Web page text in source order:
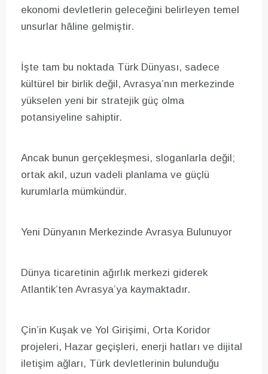
ekonomi devletlerin geleceğini belirleyen temel
unsurlar hâline gelmiştir.
İşte tam bu noktada Türk Dünyası, sadece
kültürel bir birlik değil, Avrasya’nın merkezinde
yükselen yeni bir stratejik güç olma
potansiyeline sahiptir.
Ancak bunun gerçekleşmesi, sloganlarla değil;
ortak akıl, uzun vadeli planlama ve güçlü
kurumlarla mümkündür.
Yeni Dünyanın Merkezinde Avrasya Bulunuyor
Dünya ticaretinin ağırlık merkezi giderek
Atlantik’ten Avrasya’ya kaymaktadır.
Çin’in Kuşak ve Yol Girişimi, Orta Koridor
projeleri, Hazar geçişleri, enerji hatları ve dijital
iletişim ağları, Türk devletlerinin bulunduğu